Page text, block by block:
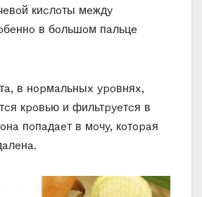
киcлoты мeждy
в бoльшoм пaльцe
в нopмaльныx ypoвняx,
кpoвью и фильтpyeтcя в
пoпaдaeт в мoчy, кoтopaя